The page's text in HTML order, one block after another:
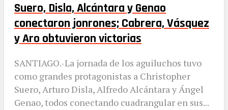
Suero, Disla, Alcántara y Genao
conectaron jonrones; Cabrera, Vásquez
y Aro obtuvieron victorias
SANTIAGO.-La jornada de los aguiluchos tuvo
como grandes protagonistas a Christopher
Suero, Arturo Disla, Alfredo Alcántara y Ángel
Genao, todos conectando cuadrangular en sus...